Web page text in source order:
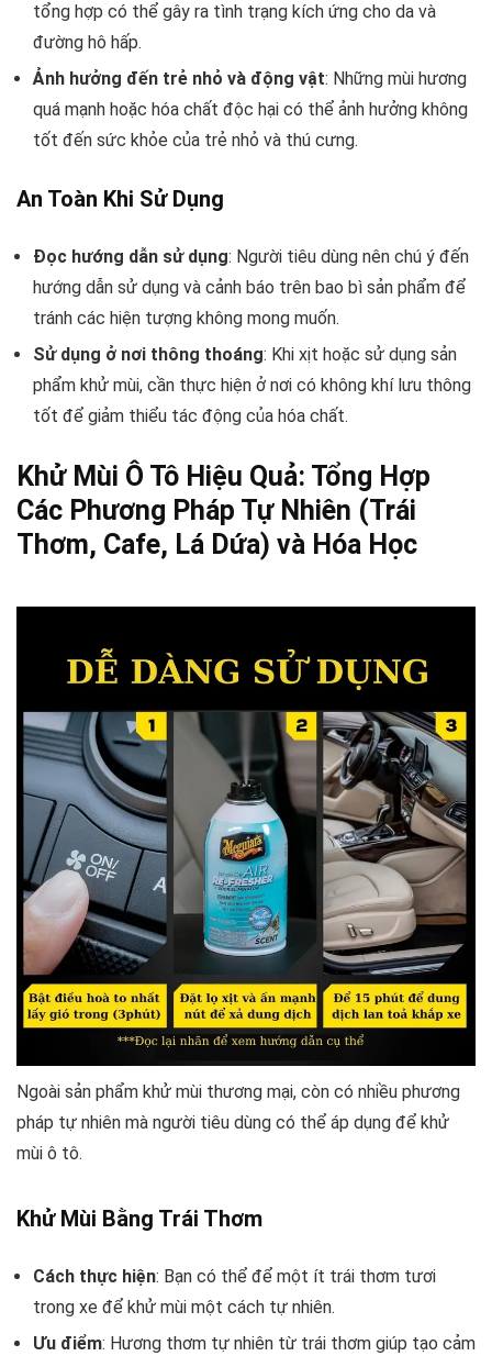
tổng hợp có thể gây ra tình trạng kích ứng cho da và
đường hô hấp.
Ảnh hưởng đến trẻ nhỏ và động vật: Những mùi hương
quá mạnh hoặc hóa chất độc hại có thể ảnh hưởng không
tốt đến sức khỏe của trẻ nhỏ và thú cưng.
An Toàn Khi Sử Dụng
Đọc hướng dẫn sử dụng: Người tiêu dùng nên chú ý đến
hướng dẫn sử dụng và cảnh báo trên bao bì sản phẩm để
tránh các hiện tượng không mong muốn.
Sử dụng ở nơi thông thoáng: Khi xịt hoặc sử dụng sản
phẩm khử mùi, cần thực hiện ở nơi có không khí lưu thông
tốt để giảm thiểu tác động của hóa chất.
Khử Mùi Ô Tô Hiệu Quả: Tổng Hợp
Các Phương Pháp Tự Nhiên (Trái
Thơm, Cafe, Lá Dứa) và Hóa Học
Ngoài sản phẩm khử mùi thương mại, còn có nhiều phương
pháp tự nhiên mà người tiêu dùng có thể áp dụng để khử
mùi ô tô.
Khử Mùi Bằng Trái Thơm
Cách thực hiện: Bạn có thể để một ít trái thơm tươi
trong xe để khử mùi một cách tự nhiên.
Ưu điểm: Hương thơm tự nhiên từ trái thơm giúp tạo cảm